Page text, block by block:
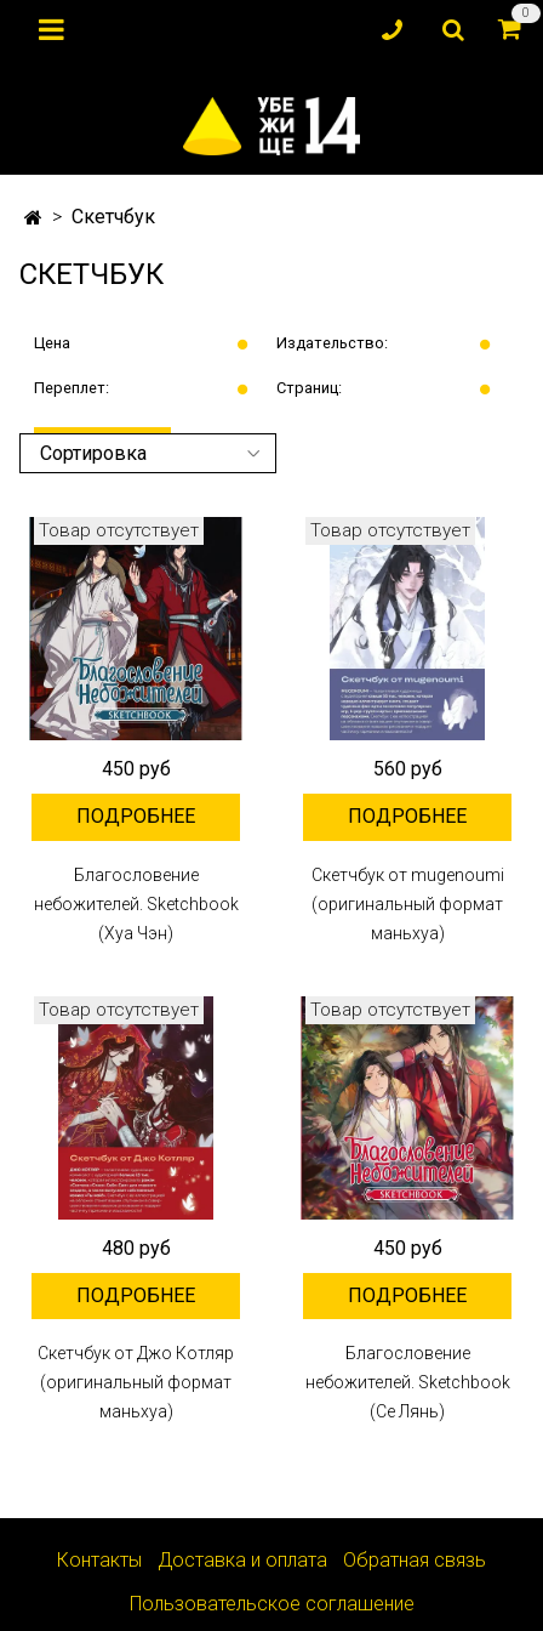
0
Скетчбук
СКЕТЧБУК
Цена Издательство:
Переплет: Страниц:
ПРИМЕНИТЬ
Товар отсутствует
450 руб
ПОДРОБНЕЕ
Благословение
небожителей. Sketchbook
(Хуа Чэн)
Товар отсутствует
560 руб
ПОДРОБНЕЕ
Скетчбук от mugenoumi
(оригинальный формат
маньхуа)
Товар отсутствует
480 руб
ПОДРОБНЕЕ
Скетчбук от Джо Котляр
(оригинальный формат
маньхуа)
Товар отсутствует
450 руб
ПОДРОБНЕЕ
Благословение
небожителей. Sketchbook
(Се Лянь)
Контакты Доставка и оплата
Обратная связь
Пользовательское соглашение